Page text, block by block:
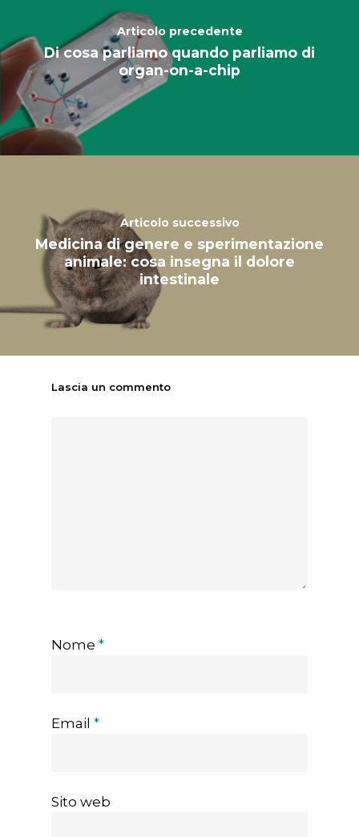
Articolo precedente
Di cosa parliamo quando parliamo di
organ-on-a-chip
Articolo successivo
Medicina di genere e sperimentazione
animale: cosa insegna il dolore
intestinale
Lascia un commento
Nome *
Email *
Sito web